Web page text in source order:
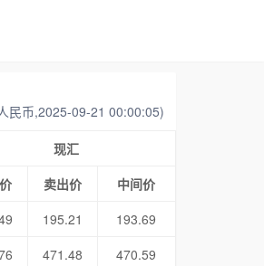
民币,2025-09-21 00:00:05)
现汇
卖出价
中间价
195.21
193.69
471.48
470.59